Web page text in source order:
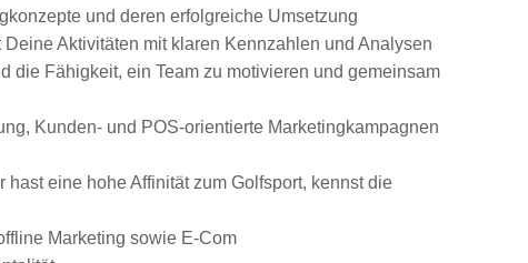
und deren erfolgreiche Umsetzung
Aktivitäten mit klaren Kennzahlen und Analysen
die Fähigkeit, ein Team zu motivieren und gemeinsam
Kunden- und POS-orientierte Marketingkampagnen
hast eine hohe Affinität zum Golfsport, kennst die
Marketing sowie E-Com